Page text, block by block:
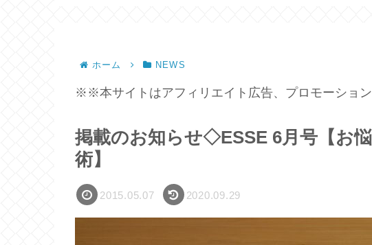
ホーム NEWS
※※本サイトはアフィリエイト広告、プロモーショ
掲載のお知らせ◇ESSE 6月号【お
術】
2015.05.07 2020.09.29